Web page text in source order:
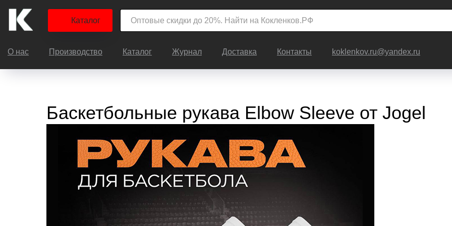
Каталог
О нас Производство Каталог Журнал Доставка Контакты koklenkov.ru@yandex.ru
Баскетбольные рукава Elbow Sleeve от Jogel